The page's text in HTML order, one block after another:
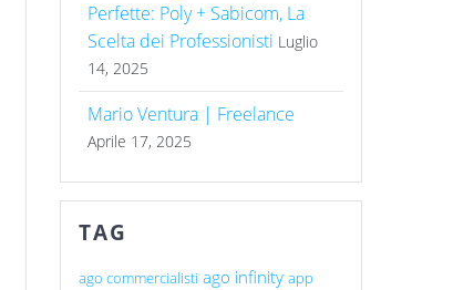
Perfette: Poly + Sabicom, La
Scelta dei Professionisti Luglio
14, 2025
Mario Ventura | Freelance
Aprile 17, 2025
TAG
ago commercialisti ago infinity app